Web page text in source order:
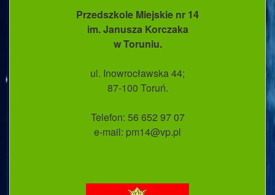
Przedszkole Miejskie nr 14
im. Janusza Korczaka
w Toruniu.
ul. Inowrocławska 44;
87-100 Toruń.
Telefon: 56 652 97 07
e-mail: pm14@vp.pl